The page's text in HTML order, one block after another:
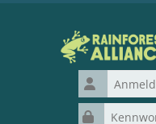
Anmeldename
Kennwort